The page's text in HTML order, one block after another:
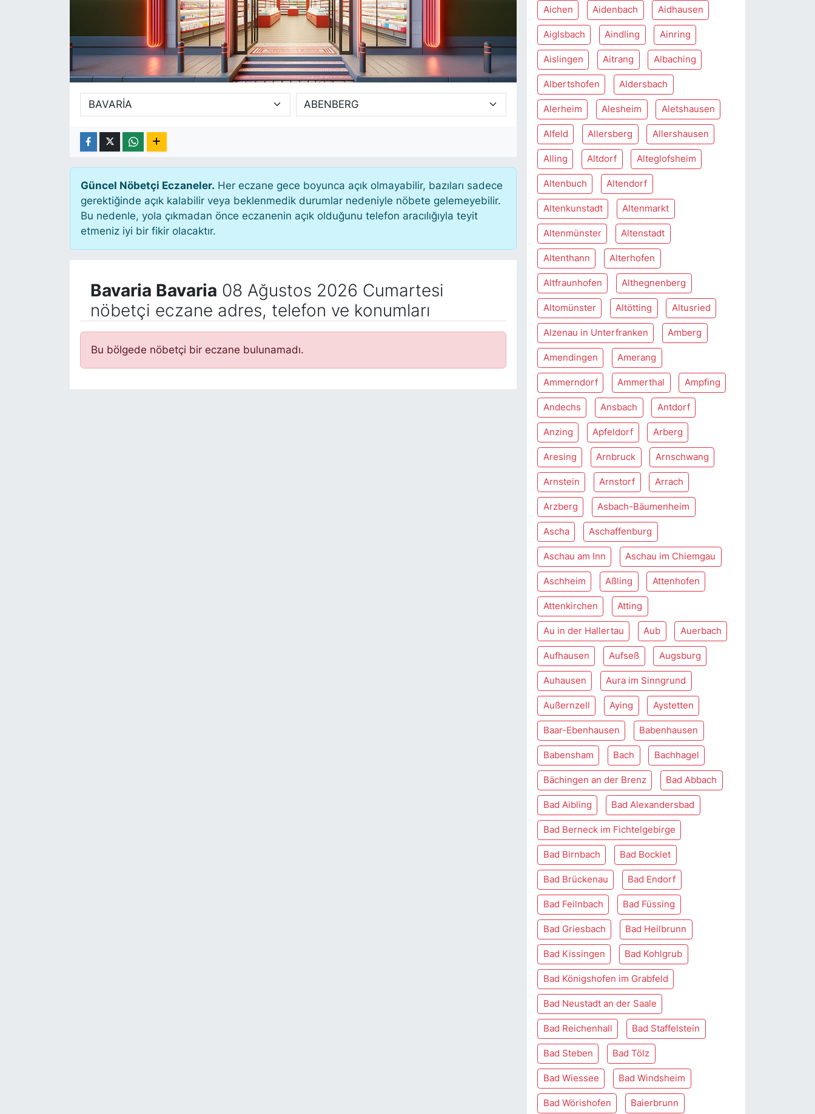
Güncel Nöbetçi Eczaneler. Her eczane gece boyunca açık olmayabilir, bazıları sadece
gerektiğinde açık kalabilir veya beklenmedik durumlar nedeniyle nöbete gelemeyebilir.
Bu nedenle, yola çıkmadan önce eczanenin açık olduğunu telefon aracılığıyla teyit
etmeniz iyi bir fikir olacaktır.
Bavaria Bavaria 08 Ağustos 2026 Cumartesi
nöbetçi eczane adres, telefon ve konumları
Bu bölgede nöbetçi bir eczane bulunamadı.
Aichen Aidenbach Aidhausen
Aiglsbach Aindling Ainring
Aislingen Aitrang Albaching
Albertshofen Aldersbach
Alerheim Alesheim Aletshausen
Alfeld Allersberg Allershausen
Alling Altdorf Alteglofsheim
Altenbuch Altendorf
Altenkunstadt Altenmarkt
Altenmünster Altenstadt
Altenthann Alterhofen
Altfraunhofen Althegnenberg
Altomünster Altötting Altusried
Alzenau in Unterfranken Amberg
Amendingen Amerang
Ammerndorf Ammerthal Ampfing
Andechs Ansbach Antdorf
Anzing Apfeldorf Arberg
Aresing Arnbruck Arnschwang
Arnstein Arnstorf Arrach
Arzberg Asbach-Bäumenheim
Ascha Aschaffenburg
Aschau am Inn Aschau im Chiemgau
Aschheim Aßling Attenhofen
Attenkirchen Atting
Au in der Hallertau Aub Auerbach
Aufhausen Aufseß Augsburg
Auhausen Aura im Sinngrund
Außernzell Aying Aystetten
Baar-Ebenhausen Babenhausen
Babensham Bach Bachhagel
Bächingen an der Brenz Bad Abbach
Bad Aibling Bad Alexandersbad
Bad Berneck im Fichtelgebirge
Bad Birnbach Bad Bocklet
Bad Brückenau Bad Endorf
Bad Feilnbach Bad Füssing
Bad Griesbach Bad Heilbrunn
Bad Kissingen Bad Kohlgrub
Bad Königshofen im Grabfeld
Bad Neustadt an der Saale
Bad Reichenhall Bad Staffelstein
Bad Steben Bad Tölz
Bad Wiessee Bad Windsheim
Bad Wörishofen Baierbrunn
SAĞLIK